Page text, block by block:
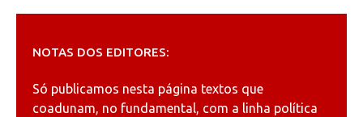
NOTAS DOS EDITORES:
Só publicamos nesta página textos que
coadunam, no fundamental, com a linha política